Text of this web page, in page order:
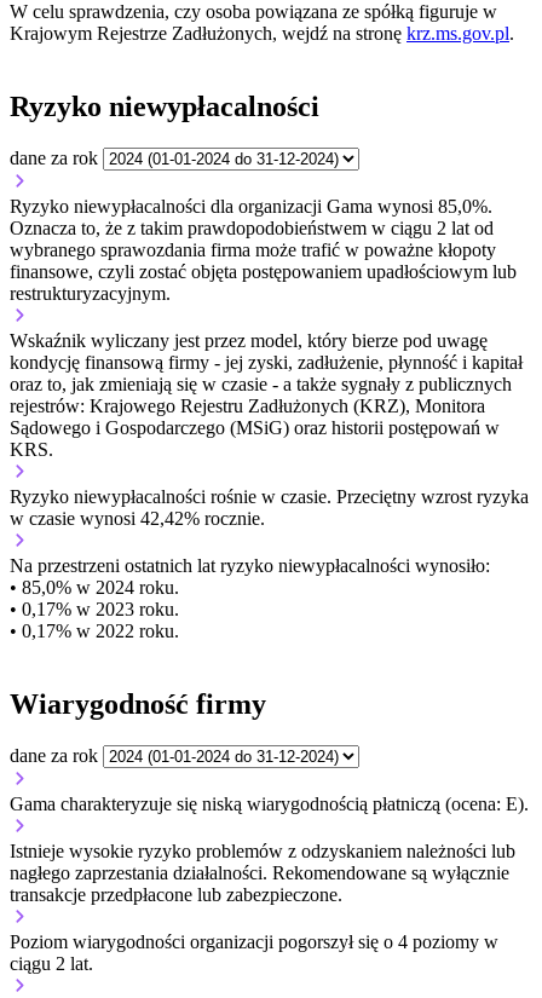
W celu sprawdzenia, czy osoba powiązana ze spółką figuruje w
Krajowym Rejestrze Zadłużonych, wejdź na stronę krz.ms.gov.pl.
Ryzyko niewypłacalności
dane za rok
Ryzyko niewypłacalności dla organizacji Gama wynosi 85,0%.
Oznacza to, że z takim prawdopodobieństwem w ciągu 2 lat od
wybranego sprawozdania firma może trafić w poważne kłopoty
finansowe, czyli zostać objęta postępowaniem upadłościowym lub
restrukturyzacyjnym.
Wskaźnik wyliczany jest przez model, który bierze pod uwagę
kondycję finansową firmy - jej zyski, zadłużenie, płynność i kapitał
oraz to, jak zmieniają się w czasie - a także sygnały z publicznych
rejestrów: Krajowego Rejestru Zadłużonych (KRZ), Monitora
Sądowego i Gospodarczego (MSiG) oraz historii postępowań w
KRS.
Ryzyko niewypłacalności rośnie w czasie. Przeciętny wzrost ryzyka
w czasie wynosi 42,42% rocznie.
Na przestrzeni ostatnich lat ryzyko niewypłacalności wynosiło:
• 85,0% w 2024 roku.
• 0,17% w 2023 roku.
• 0,17% w 2022 roku.
Wiarygodność firmy
dane za rok
Gama charakteryzuje się niską wiarygodnością płatniczą (ocena: E).
Istnieje wysokie ryzyko problemów z odzyskaniem należności lub
nagłego zaprzestania działalności. Rekomendowane są wyłącznie
transakcje przedpłacone lub zabezpieczone.
Poziom wiarygodności organizacji pogorszył się o 4 poziomy w
ciągu 2 lat.